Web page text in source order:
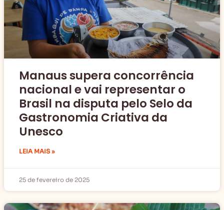
Manaus supera concorrência
nacional e vai representar o
Brasil na disputa pelo Selo da
Gastronomia Criativa da
Unesco
LEIA MAIS »
25 de fevereiro de 2025